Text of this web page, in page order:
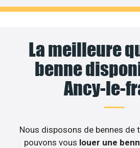
La meilleure
benne
Ancy-le-
Nous disposons de bennes de
pouvons vous louer une